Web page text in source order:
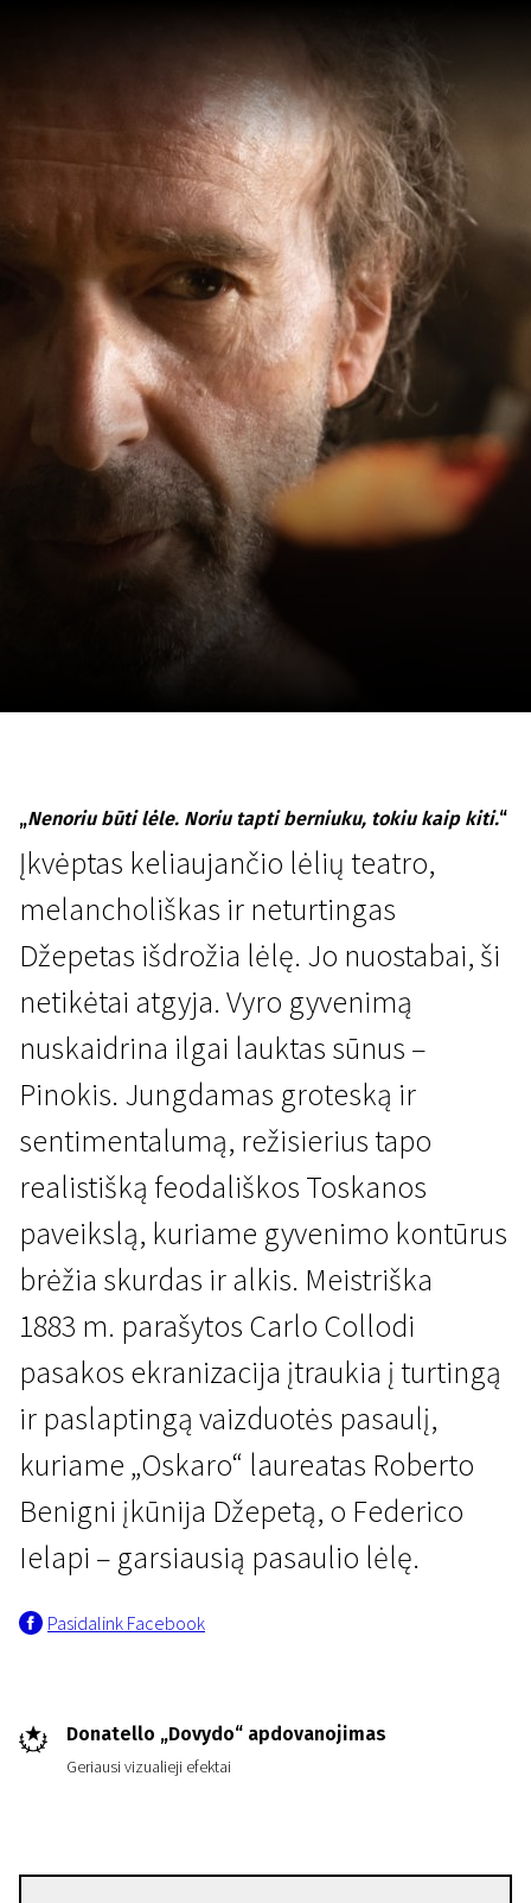
Atsivesk mamą ir tėtį
Pinokis
2 val. 5 min. | Fantastinis | N-7
„Nenoriu būti lėle. Noriu tapti berniuku, tokiu kaip kiti.“
Įkvėptas keliaujančio lėlių teatro,
melancholiškas ir neturtingas
Džepetas išdrožia lėlę. Jo nuostabai, ši
netikėtai atgyja. Vyro gyvenimą
nuskaidrina ilgai lauktas sūnus –
Pinokis. Jungdamas groteską ir
sentimentalumą, režisierius tapo
realistišką feodališkos Toskanos
paveikslą, kuriame gyvenimo kontūrus
brėžia skurdas ir alkis. Meistriška
1883 m. parašytos Carlo Collodi
pasakos ekranizacija įtraukia į turtingą
ir paslaptingą vaizduotės pasaulį,
kuriame „Oskaro“ laureatas Roberto
Benigni įkūnija Džepetą, o Federico
Ielapi – garsiausią pasaulio lėlę.
Pasidalink Facebook
Donatello „Dovydo“ apdovanojimas
Geriausi vizualieji efektai